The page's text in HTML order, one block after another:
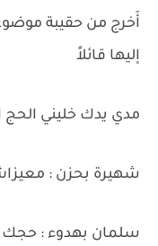
أَخرج من حقيبة
إليها قائلاً
مدي يدك خليني الحج
شهيرة بحزن :
سلمان بهدوء :